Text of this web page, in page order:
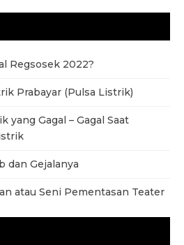
Regsosek 2022?
Prabayar (Pulsa Listrik)
yang Gagal – Gagal Saat
dan Gejalanya
atau Seni Pementasan Teater